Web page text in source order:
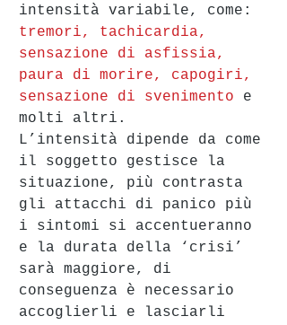
intensità variabile, come:
tremori, tachicardia,
sensazione di asfissia,
paura di morire, capogiri,
sensazione di svenimento e
molti altri.
L’intensità dipende da come
il soggetto gestisce la
situazione, più contrasta
gli attacchi di panico più
i sintomi si accentueranno
e la durata della ‘crisi’
sarà maggiore, di
conseguenza è necessario
accoglierli e lasciarli